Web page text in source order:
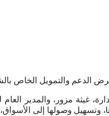
غيثة مزور، والمدير العام
وتسهيل وصولها إلى